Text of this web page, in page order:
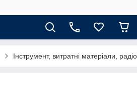
Інструмент, витратні матеріали,